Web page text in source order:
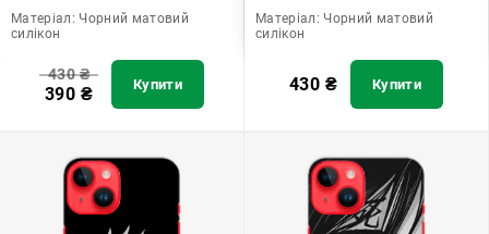
Матеріал: Чорний матовий
силікон
430₴
390 ₴ Купити
Матеріал: Чорний матовий
силікон
430 ₴ Купити